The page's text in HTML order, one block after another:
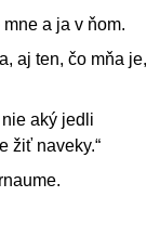
a ja v ňom.
aj ten, čo mňa je,
aký jedli
žiť naveky.“